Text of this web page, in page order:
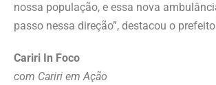
nossa população, e essa nova
passo nessa direção”, destacou o
Cariri In Foco
com Cariri em Ação